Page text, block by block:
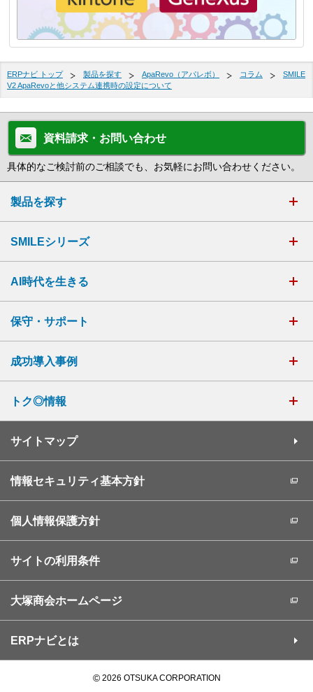
ERPナビ トップ 製品を探す ApaRevo（アパレボ） コラム
SMILE
V2 ApaRevoと他システム連携時の設定について
資料請求・お問い合わせ
具体的なご検討前のご相談でも、お気軽にお問い合わせください。
製品を探す
SMILEシリーズ
AI時代を生きる
保守・サポート
成功導入事例
トク◎情報
サイトマップ
情報セキュリティ基本方針
個人情報保護方針
サイトの利用条件
大塚商会ホームページ
ERPナビとは
©2026 OTSUKA CORPORATION